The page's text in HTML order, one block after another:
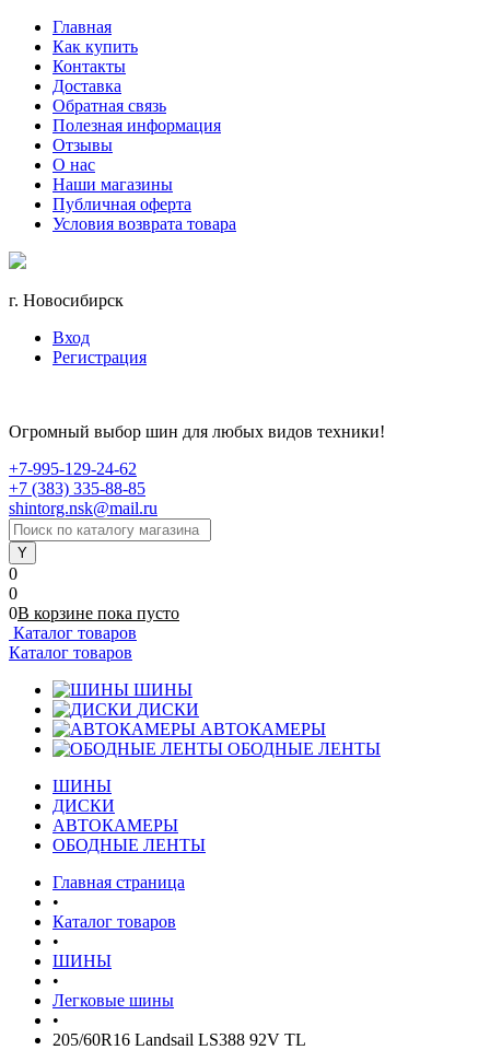
Главная
Как купить
Контакты
Доставка
Обратная связь
Полезная информация
Отзывы
О нас
Наши магазины
Публичная оферта
Условия возврата товара
г. Новосибирск
Вход
Регистрация
Огромный выбор шин для любых видов техники!
+7-995-129-24-62
+7 (383) 335-88-85
shintorg.nsk@mail.ru
0
0
0В корзине пока пусто
Каталог товаров
Каталог товаров
ШИНЫ
ДИСКИ
АВТОКАМЕРЫ
ОБОДНЫЕ ЛЕНТЫ
ШИНЫ
ДИСКИ
АВТОКАМЕРЫ
ОБОДНЫЕ ЛЕНТЫ
Главная страница
•
Каталог товаров
•
ШИНЫ
•
Легковые шины
•
205/60R16 Landsail LS388 92V TL